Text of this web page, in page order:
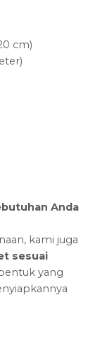
cm)
Anda
kami juga
sesuai
yang